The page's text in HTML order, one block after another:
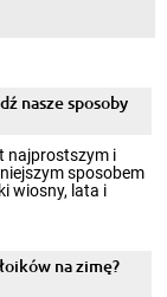
nasze sposoby
najprostszym i
sposobem
wiosny, lata i
oko w sezonie
ze
na zimę?